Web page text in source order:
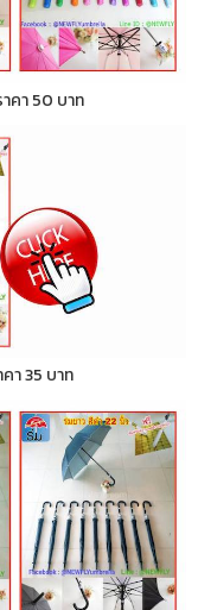
คา 50 บาท
า 35 บาท